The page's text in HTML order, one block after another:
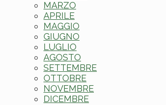
MARZO
APRILE
MAGGIO
GIUGNO
LUGLIO
AGOSTO
SETTEMBRE
OTTOBRE
NOVEMBRE
DICEMBRE